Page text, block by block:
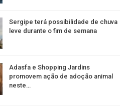
Sergipe terá possibilidade de chuva
leve durante o fim de semana
Adasfa e Shopping Jardins
promovem ação de adoção animal
neste…